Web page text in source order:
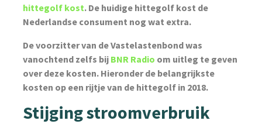
hittegolf kost. De huidige hittegolf kost de
Nederlandse consument nog wat extra.
De voorzitter van de Vastelastenbond was
vanochtend zelfs bij BNR Radio om uitleg te geven
over deze kosten. Hieronder de belangrijkste
kosten op een rijtje van de hittegolf in 2018.
Stijging stroomverbruik